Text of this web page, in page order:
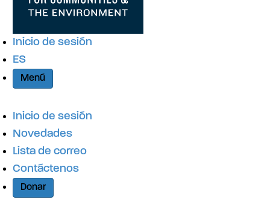
n
u
e
d
a
c
i
ó
n
Inicio de sesión
ES
Menú
Inicio de sesión
Novedades
Lista de correo
Contáctenos
Donar